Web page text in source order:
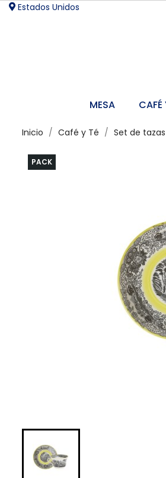
Estados Unidos
MESA CAFÉ
Inicio Café y Té Set de
PACK